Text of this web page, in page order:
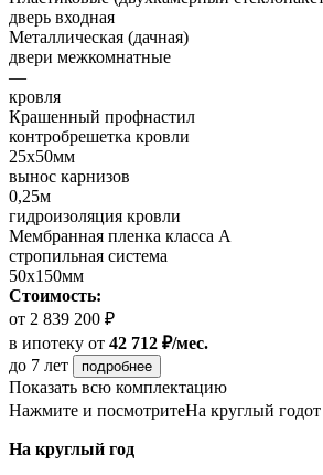
дверь входная
Металлическая (дачная)
двери межкомнатные
—
кровля
Крашенный профнастил
контробрешетка кровли
25х50мм
вынос карнизов
0,25м
гидроизоляция кровли
Мембранная пленка класса А
стропильная система
50х150мм
Стоимость:
от 2 839 200 ₽
в ипотеку от 42 712 ₽/мес.
до 7 лет
подробнее
Показать всю комплектацию
Нажмите и посмотритеНа круглый год
На круглый год